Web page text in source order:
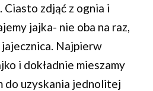
Ciasto zdjąć z ognia i
jajka- nie oba na raz,
Najpierw
i dokładnie mieszamy
do uzyskania jednolitej